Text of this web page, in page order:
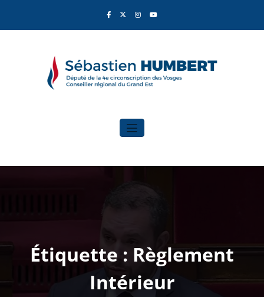
contenu
Sébastien Humbert
Étiquette : Règlement
Intérieur